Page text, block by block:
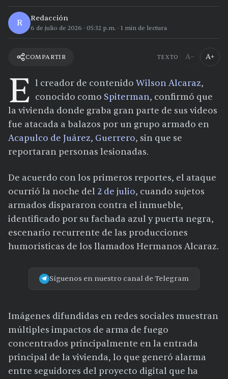
R Redacción
6 de julio de 2026 · 05:32 p.m. · 1 min de lectura
COMPARTIR TEXTO A− A+
E l creador de contenido Wilson Alcaraz,
conocido como Spiterman, confirmó que
la vivienda donde graba gran parte de sus videos
fue atacada a balazos por un grupo armado en
Acapulco de Juárez, Guerrero, sin que se
reportaran personas lesionadas.
De acuerdo con los primeros reportes, el ataque
ocurrió la noche del 2 de julio, cuando sujetos
armados dispararon contra el inmueble,
identificado por su fachada azul y puerta negra,
escenario recurrente de las producciones
humorísticas de los llamados Hermanos Alcaraz.
Síguenos en nuestro canal de Telegram
Imágenes difundidas en redes sociales muestran
múltiples impactos de arma de fuego
concentrados principalmente en la entrada
principal de la vivienda, lo que generó alarma
entre seguidores del proyecto digital que ha